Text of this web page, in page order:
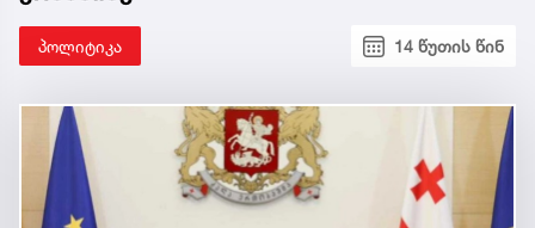
პოლიტიკა 14 წუთის წინ